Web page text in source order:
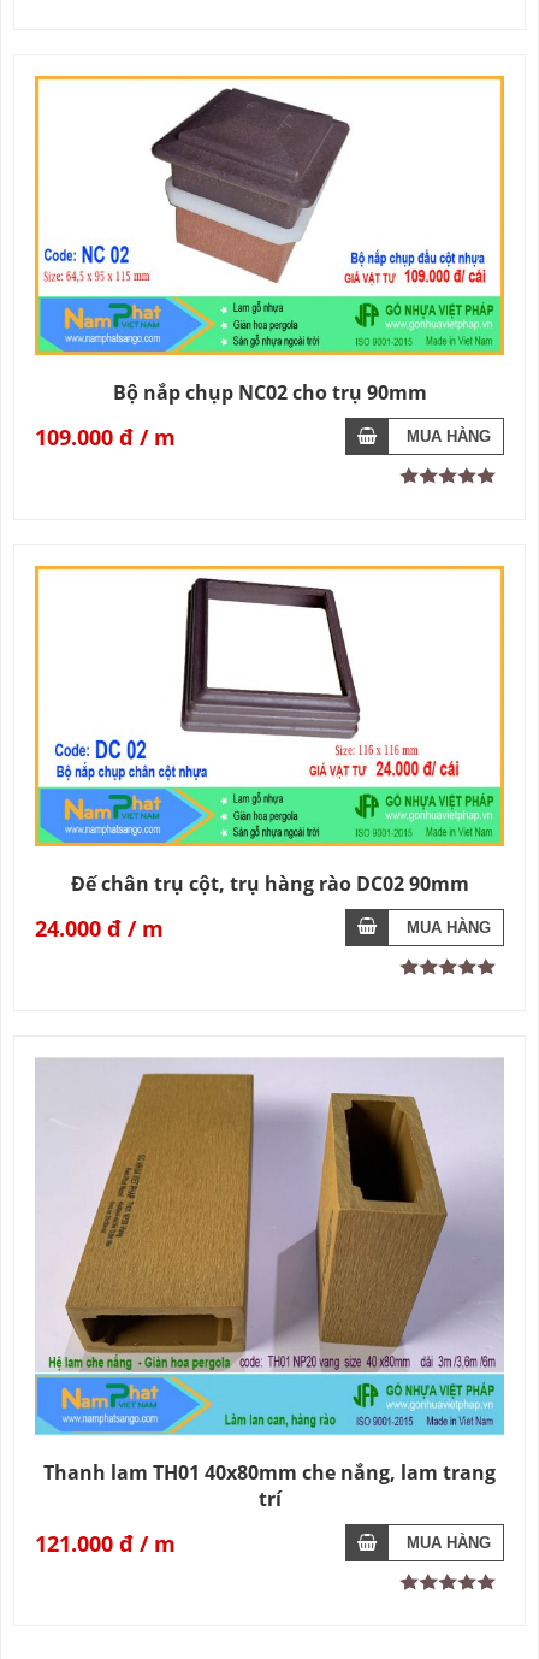
Bộ nắp chụp NC02 cho trụ 90mm
109.000 đ
Đế chân trụ cột, trụ hàng rào DC02 90mm
24.000 đ
Thanh lam TH01 40x80mm che nắng, lam trang
trí
121.000 đ